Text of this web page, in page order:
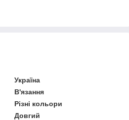
Україна
В'язання
Різні кольори
Довгий